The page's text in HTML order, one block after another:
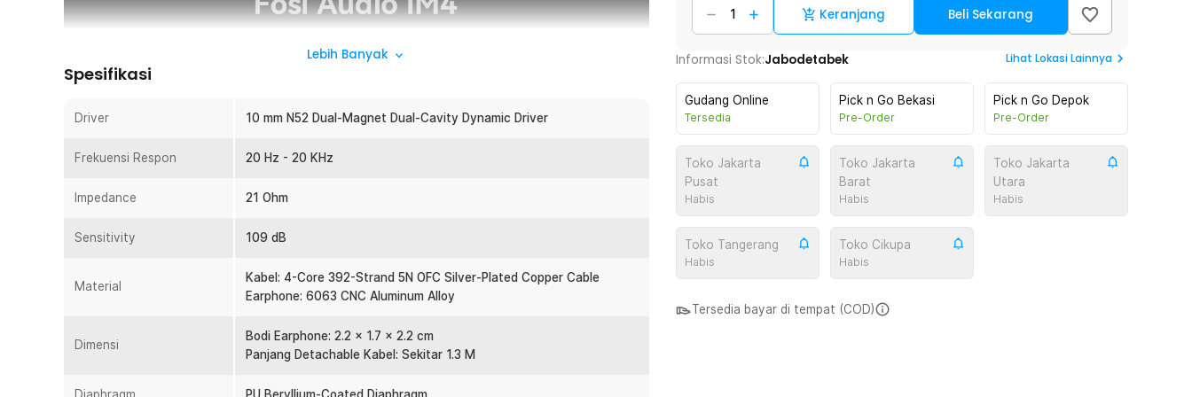
Lebih Banyak
Spesifikasi
Driver 10 mm N52 Dual-Magnet Dual-Cavity Dynamic Driver
Frekuensi Respon 20 Hz - 20 KHz
Impedance 21 Ohm
Sensitivity 109 dB
Material
Kabel: 4-Core 392-Strand 5N OFC Silver-Plated Copper Cable
Earphone: 6063 CNC Aluminum Alloy
Dimensi
Bodi Earphone: 2.2 x 1.7 x 2.2 cm
Panjang Detachable Kabel: Sekitar 1.3 M
Keranjang Beli Sekarang
Informasi Stok:Jabodetabek Lihat Lokasi Lainnya
Gudang Online
Tersedia
Pick n Go Bekasi
Pre-Order
Pick n Go Depok
Pre-Order
Toko Jakarta
Pusat
Habis
Toko Jakarta
Barat
Habis
Toko Jakarta
Utara
Habis
Toko Tangerang
Habis
Toko Cikupa
Habis
Tersedia bayar di tempat (COD)